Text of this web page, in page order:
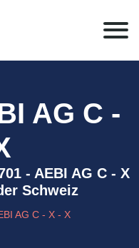
AG C -
- AEBI AG C - X
Schweiz
AG C - X - X